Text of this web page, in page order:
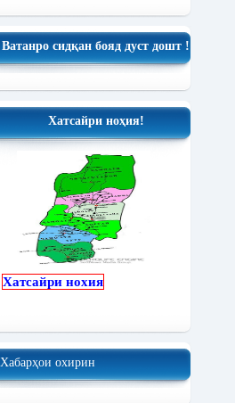
Ватанро сидқан бояд дуст дошт !
Хатсайри ноҳия!
Хатсайри нохия
Хабарҳои охирин